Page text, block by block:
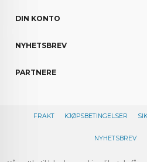
DIN KONTO
NYHETSBREV
PARTNERE
FRAKT KJØPSBETINGELSER
NYHETSBREV